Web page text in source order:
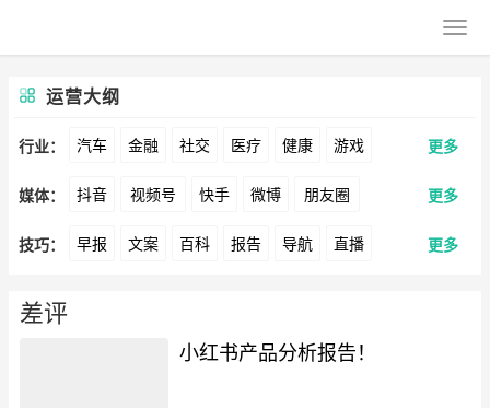
运营大纲
行业： 汽车 金融 社交 医疗 健康 游戏
动漫 美妆 美食 家装 教育 婚纱
酒旅 母婴 宠物 文娱 跨境 科技
更多
媒体： 抖音 视频号 快手 微博 朋友圈
公众号 B站 小红书 头条 知乎
谷歌 Facebook Tiktok
更多
技巧： 早报 文案 百科 报告 导航 直播
推广 方案 策划 案例
更多
差评
小红书产品分析报告！